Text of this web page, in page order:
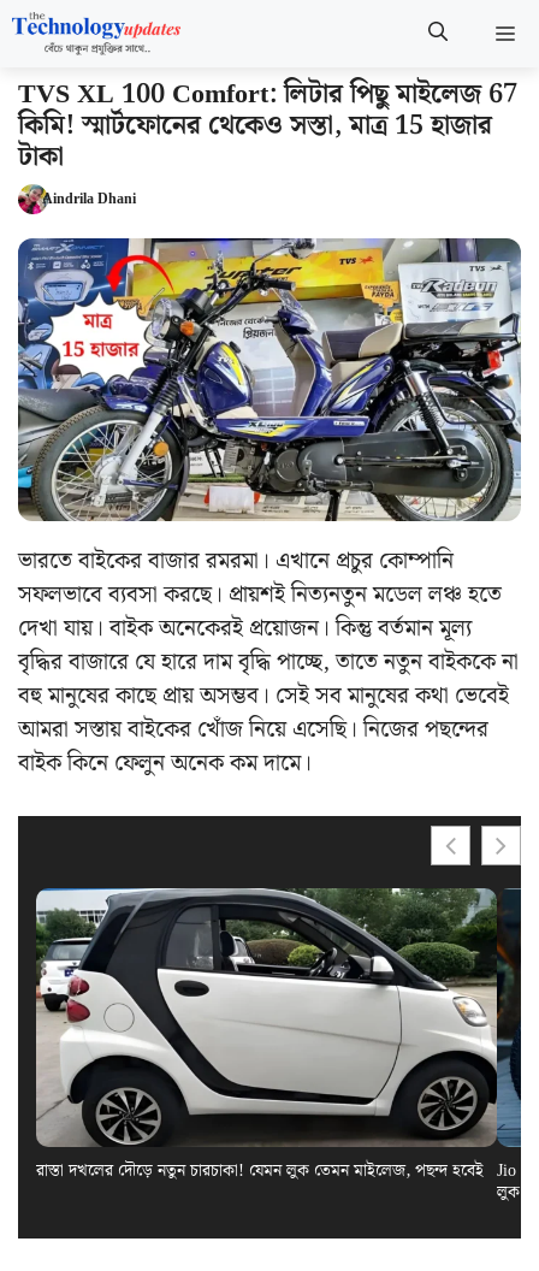
Skip
content
TVS XL 100 Comfort: লিটার পিছু মাইলেজ 67
কিমি! স্মার্টফোনের থেকেও সস্তা, মাত্র 15 হাজার
টাকা
Aindrila Dhani
ভারতে বাইকের বাজার রমরমা। এখানে প্রচুর কোম্পানি
সফলভাবে ব্যবসা করছে। প্রায়শই নিত্যনতুন মডেল লঞ্চ হতে
দেখা যায়। বাইক অনেকেরই প্রয়োজন। কিন্তু বর্তমান মূল্য
বৃদ্ধির বাজারে যে হারে দাম বৃদ্ধি পাচ্ছে, তাতে নতুন বাইককে না
বহু মানুষের কাছে প্রায় অসম্ভব। সেই সব মানুষের কথা ভেবেই
আমরা সস্তায় বাইকের খোঁজ নিয়ে এসেছি। নিজের পছন্দের
বাইক কিনে ফেলুন অনেক কম দামে।
রাস্তা দখলের দৌড়ে নতুন চারচাকা! যেমন লুক তেমন মাইলেজ, পছন্দ হবেই Jio
লুক